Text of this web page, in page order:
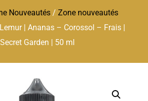
Nouveautés/ Zone nouveautés
| Ananas – Corossol – Frais |
Secret Garden | 50 ml